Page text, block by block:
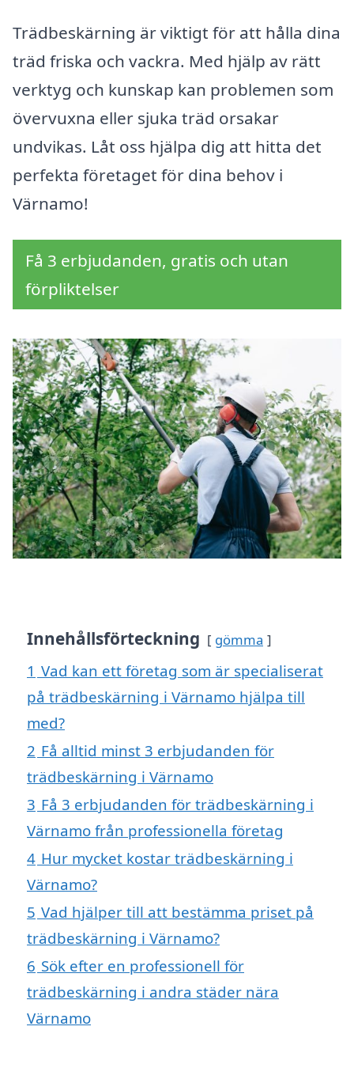
Trädbeskärning är viktigt för att hålla dina
träd friska och vackra. Med hjälp av rätt
verktyg och kunskap kan problemen som
övervuxna eller sjuka träd orsakar
undvikas. Låt oss hjälpa dig att hitta det
perfekta företaget för dina behov i
Värnamo!
Få 3 erbjudanden, gratis och utan
förpliktelser
Innehållsförteckning gömma
1 Vad kan ett företag som är specialiserat
på trädbeskärning i Värnamo hjälpa till
med?
2 Få alltid minst 3 erbjudanden för
trädbeskärning i Värnamo
3 Få 3 erbjudanden för trädbeskärning i
Värnamo från professionella företag
4 Hur mycket kostar trädbeskärning i
Värnamo?
5 Vad hjälper till att bestämma priset på
trädbeskärning i Värnamo?
6 Sök efter en professionell för
trädbeskärning i andra städer nära
Värnamo